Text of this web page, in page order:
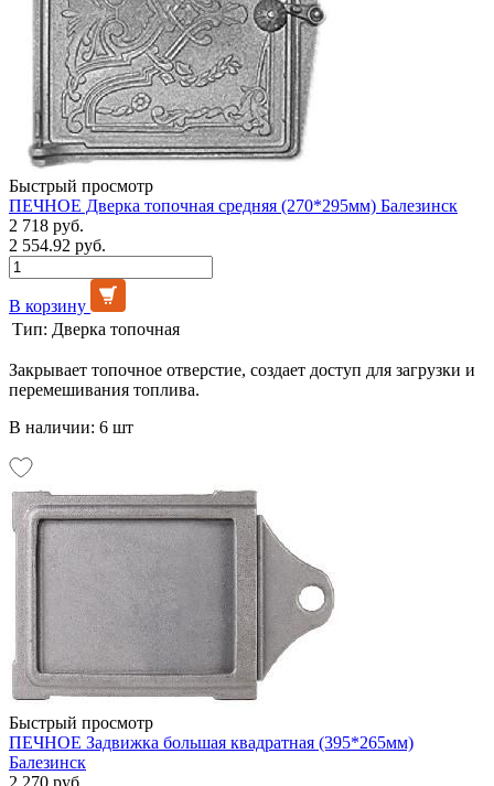
Быстрый просмотр
ПЕЧНОЕ Дверка топочная средняя (270*295мм) Балезинск
2 718 руб.
2 554.92 руб.
В корзину
Тип: Дверка топочная
Закрывает топочное отверстие, создает доступ для загрузки и
перемешивания топлива.
В наличии: 6 шт
Быстрый просмотр
ПЕЧНОЕ Задвижка большая квадратная (395*265мм)
Балезинск
2 270 руб.